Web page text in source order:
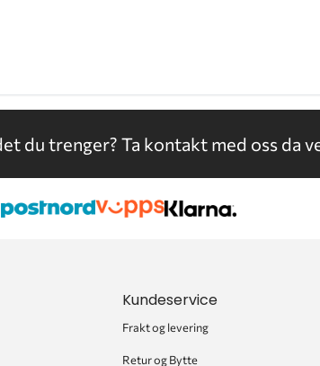
du trenger? Ta kontakt med oss da
Kundeservice
Frakt og levering
Retur og Bytte